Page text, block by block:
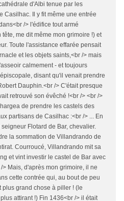
d'Albi tenue par les
Casilhac. Il y fit même une entrée
/> l'édifice tout armé
me dit même mon grimoire !) et
Toute l'assistance effarée pensait
et les objets saints,<br /> mais
calmement - et toujours
disant qu'il venait prendre
Dauphin.<br /> C'était presque
retrouvé son évêché !<br /> <br />
de prendre les castels des
partisans de Casilhac :<br /> ... En
Flotard de Bar, chevalier.
la sommation de Villandrando de
Courroucé, Villandrando mit sa
et vint investir le castel de Bar avec
> Mais, d'après mon grimoire, il ne
cette contrée qui, au bout de peu
plus grand chose à piller ! (le
attirant !) Fin 1436<br /> il était